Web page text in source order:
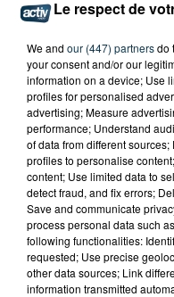
TITRES
Le respect de
We and our (447) partnersdo
your consent and/or our
information on a device; Use
profiles for personalised
advertising; Measure
performance; Understand
of data from different
profiles to personalise
content; Use limited data to
detect fraud, and fix errors;
Save and communicate
process personal data such
following functionalities:
requested; Use precise
other data sources; Link
information transmitted